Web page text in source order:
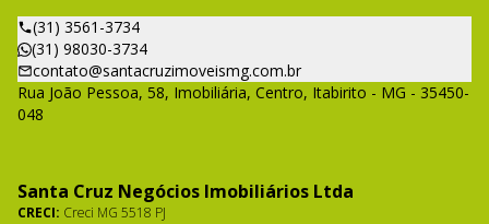
(31) 3561-3734
(31) 98030-3734
contato@santacruzimoveismg.com.br
Rua João Pessoa, 58, Imobiliária, Centro, Itabirito - MG - 35450-
048
Santa Cruz Negócios Imobiliários Ltda
CRECI: Creci MG 5518 PJ